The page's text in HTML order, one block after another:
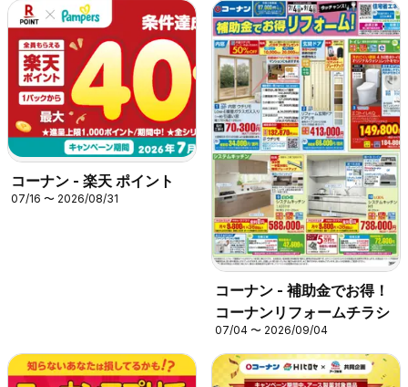
コーナン - 楽天 ポイント
07/16 〜 2026/08/31
コーナン - 補助金でお得！
コーナンリフォームチラシ
07/04 〜 2026/09/04